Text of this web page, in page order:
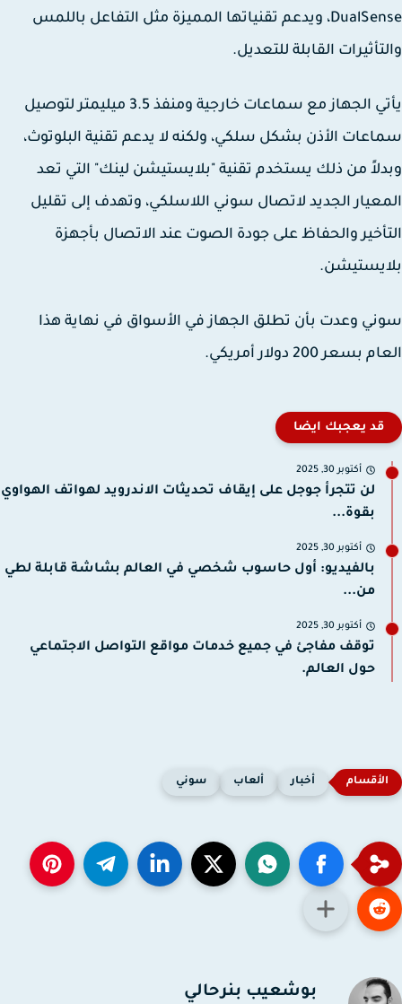
DualSense، ويدعم تقنياتها المميزة مثل التفاعل باللمس
القابلة للتعديل.
يأتي الجهاز مع سماعات خارجية ومنفذ 3.5 ميليمتر لتوصيل
الأذن بشكل سلكي، ولكنه لا يدعم تقنية البلوتوث،
من ذلك يستخدم تقنية "بلايستيشن لينك" التي تعد
الجديد لاتصال سوني اللاسلكي، وتهدف إلى تقليل
والحفاظ على جودة الصوت عند الاتصال بأجهزة
وعدت بأن تطلق الجهاز في الأسواق في نهاية هذا
200 دولار أمريكي.
قد يعجبك ايضا
أكتوبر 30, 2025
لن تتجرأ جوجل على إيقاف تحديثات الاندرويد لهواتف الهواوي
بقوة...
أكتوبر 30, 2025
بالفيديو: أول حاسوب شخصي في العالم بشاشة قابلة لطي
من...
أكتوبر 30, 2025
توقف مفاجئ في جميع خدمات مواقع التواصل الاجتماعي
حول العالم.
أخبار ألعاب سوني
بوشعيب بنرحالي